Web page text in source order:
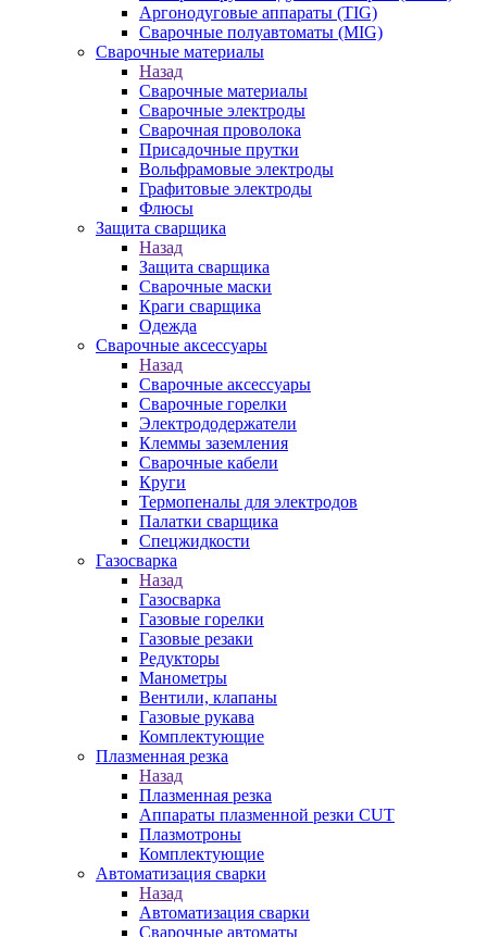
Аргонодуговые аппараты (TIG)
Сварочные полуавтоматы (MIG)
Сварочные материалы
Назад
Сварочные материалы
Сварочные электроды
Сварочная проволока
Присадочные прутки
Вольфрамовые электроды
Графитовые электроды
Флюсы
Защита сварщика
Назад
Защита сварщика
Сварочные маски
Краги сварщика
Одежда
Сварочные аксессуары
Назад
Сварочные аксессуары
Сварочные горелки
Электрододержатели
Клеммы заземления
Сварочные кабели
Круги
Термопеналы для электродов
Палатки сварщика
Спецжидкости
Газосварка
Назад
Газосварка
Газовые горелки
Газовые резаки
Редукторы
Манометры
Вентили, клапаны
Газовые рукава
Комплектующие
Плазменная резка
Назад
Плазменная резка
Аппараты плазменной резки CUT
Плазмотроны
Комплектующие
Автоматизация сварки
Назад
Автоматизация сварки
Сварочные автоматы